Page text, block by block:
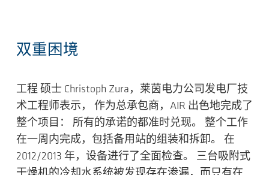
双重困境
工程 硕士 Christoph Zura，莱茵电力公司发电厂技
术工程师表示， 作为总承包商，AIR 出色地完成了
整个项目： 所有的承诺的都准时兑现。 整个工作
在一周内完成，包括备用站的组装和拆卸。 在
2012/2013 年，设备进行了全面检查。 三台吸附式